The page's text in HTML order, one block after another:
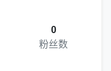
0
粉丝数